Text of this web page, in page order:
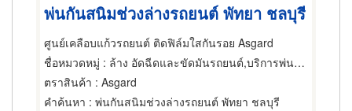
พ่นกันสนิมช่วงล่างรถยนต์ พัทยา ชลบุรี
ศูนย์เคลือบแก้วรถยนต์ ติดฟิล์มใสกันรอย Asgard
ชื่อหมวดหมู่ : ล้าง อัดฉีดและขัดมันรถยนต์,บริการพ่นน้ำยา เคลือบกันสนิมรถยนต์,บริการพ่นน้ำยาฆ่าสนิมภายในตัวถังรถยนต์
ตราสินค้า : Asgard
คำค้นหา : พ่นกันสนิมช่วงล่างรถยนต์ พัทยา ชลบุรี